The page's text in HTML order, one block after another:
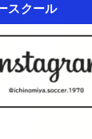
スクール